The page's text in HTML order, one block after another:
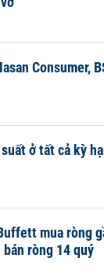
Consumer,
ở tất cả kỳ
mua ròng
ròng 14 quý